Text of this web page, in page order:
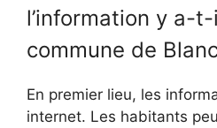
l’information y a-
commune de
En premier lieu, les
internet. Les habitants